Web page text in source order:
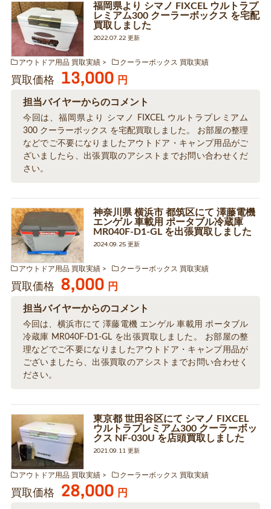
福岡県より シマノ FIXCEL ウルトラプ
レミアム300 クーラーボックス を宅配
買取しました
2022.07.22 更新
アウトドア用品 買取実績 クーラーボックス 買取実績
買取価格 13,000 円
担当バイヤーからのコメント
今回は、福岡県より シマノ FIXCEL ウルトラプレミアム
300 クーラーボックス を宅配買取しました。 お部屋の整理
などでご不要になりましたアウトドア・キャンプ用品がご
ざいましたら、出張買取のアシストまでお問い合わせくだ
さい。
神奈川県 横浜市 都筑区にて 澤藤電機
エンゲル 車載用 ポータブル冷蔵庫
MR040F-D1-GL を出張買取しました
2024.09.25 更新
アウトドア用品 買取実績 クーラーボックス 買取実績
買取価格 8,000 円
担当バイヤーからのコメント
今回は、横浜市にて 澤藤電機 エンゲル 車載用 ポータブル
冷蔵庫 MR040F-D1-GL を出張買取しました。 お部屋の整
理などでご不要になりましたアウトドア・キャンプ用品が
ございましたら、出張買取のアシストまでお問い合わせく
ださい。
東京都 世田谷区にて シマノ FIXCEL
ウルトラプレミアム300 クーラーボッ
クス NF-030U を店頭買取しました
2021.09.11 更新
アウトドア用品 買取実績 クーラーボックス 買取実績
買取価格 28,000 円